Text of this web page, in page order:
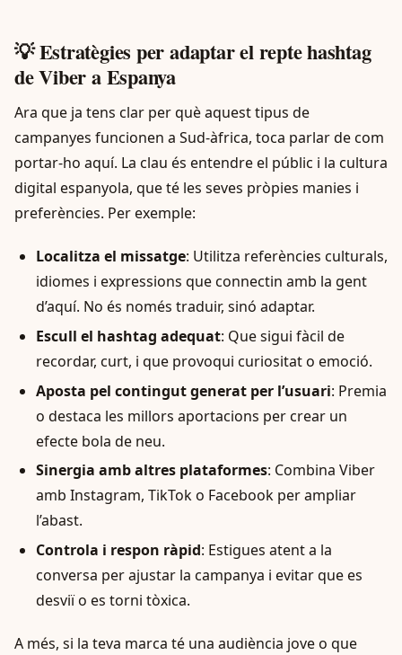
💡 Estratègies per adaptar el repte hashtag
de Viber a Espanya
Ara que ja tens clar per què aquest tipus de
campanyes funcionen a Sud-àfrica, toca parlar de com
portar-ho aquí. La clau és entendre el públic i la cultura
digital espanyola, que té les seves pròpies manies i
preferències. Per exemple:
Localitza el missatge: Utilitza referències culturals,
idiomes i expressions que connectin amb la gent
d’aquí. No és només traduir, sinó adaptar.
Escull el hashtag adequat: Que sigui fàcil de
recordar, curt, i que provoqui curiositat o emoció.
Aposta pel contingut generat per l’usuari: Premia
o destaca les millors aportacions per crear un
efecte bola de neu.
Sinergia amb altres plataformes: Combina Viber
amb Instagram, TikTok o Facebook per ampliar
l’abast.
Controla i respon ràpid: Estigues atent a la
conversa per ajustar la campanya i evitar que es
desviï o es torni tòxica.
A més, si la teva marca té una audiència jove o que